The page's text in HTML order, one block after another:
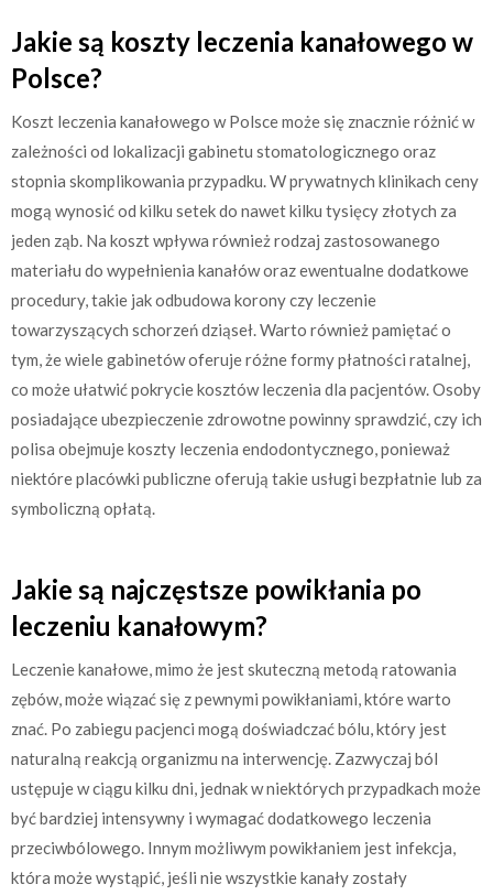
Jakie są koszty leczenia kanałowego w
Polsce?
Koszt leczenia kanałowego w Polsce może się znacznie różnić w
zależności od lokalizacji gabinetu stomatologicznego oraz
stopnia skomplikowania przypadku. W prywatnych klinikach ceny
mogą wynosić od kilku setek do nawet kilku tysięcy złotych za
jeden ząb. Na koszt wpływa również rodzaj zastosowanego
materiału do wypełnienia kanałów oraz ewentualne dodatkowe
procedury, takie jak odbudowa korony czy leczenie
towarzyszących schorzeń dziąseł. Warto również pamiętać o
tym, że wiele gabinetów oferuje różne formy płatności ratalnej,
co może ułatwić pokrycie kosztów leczenia dla pacjentów. Osoby
posiadające ubezpieczenie zdrowotne powinny sprawdzić, czy ich
polisa obejmuje koszty leczenia endodontycznego, ponieważ
niektóre placówki publiczne oferują takie usługi bezpłatnie lub za
symboliczną opłatą.
Jakie są najczęstsze powikłania po
leczeniu kanałowym?
Leczenie kanałowe, mimo że jest skuteczną metodą ratowania
zębów, może wiązać się z pewnymi powikłaniami, które warto
znać. Po zabiegu pacjenci mogą doświadczać bólu, który jest
naturalną reakcją organizmu na interwencję. Zazwyczaj ból
ustępuje w ciągu kilku dni, jednak w niektórych przypadkach może
być bardziej intensywny i wymagać dodatkowego leczenia
przeciwbólowego. Innym możliwym powikłaniem jest infekcja,
która może wystąpić, jeśli nie wszystkie kanały zostały